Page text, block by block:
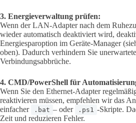
3. Energieverwaltung prüfen:
Wenn der LAN-Adapter nach dem
wieder automatisch deaktiviert wird,
Energiesparoption im Geräte-Manager
oben). Dadurch verhindern Sie unerwartete
Verbindungsabbrüche.
4. CMD/PowerShell für
Wenn Sie den Ethernet-Adapter
reaktivieren müssen, empfehlen wir das
einfacher
.bat – oder .ps1 -Skripte.
Zeit und reduzieren Fehler.